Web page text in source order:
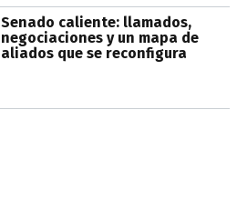
Senado caliente: llamados,
negociaciones y un mapa de
aliados que se reconfigura